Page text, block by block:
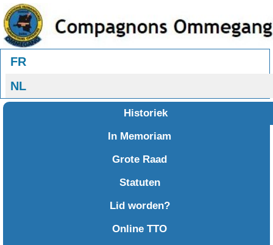
Selecteer uw taal
FR
NL
Historiek
In Memoriam
Grote Raad
Statuten
Lid worden?
Online TTO